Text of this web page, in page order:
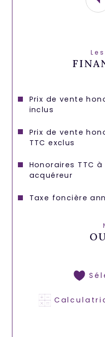
Prix de vente
inclus
Prix de vente
TTC exclus
Honoraires TTC
acquéreur
Taxe foncière